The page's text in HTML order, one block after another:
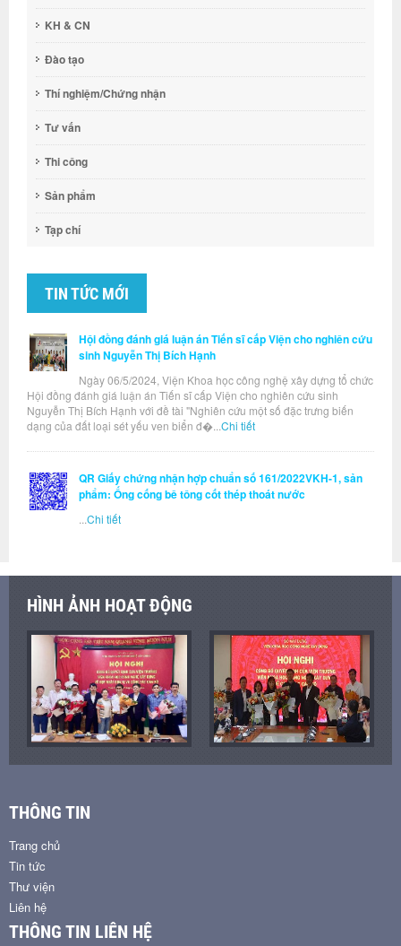
KH & CN
Đào tạo
Thí nghiệm/Chứng nhận
Tư vấn
Thi công
Sản phẩm
Tạp chí
TIN TỨC MỚI
Hội đồng đánh giá luận án Tiến sĩ cấp Viện cho nghiên cứu
sinh Nguyễn Thị Bích Hạnh
Ngày 06/5/2024, Viện Khoa học công nghệ xây dựng tổ chức
Hội đồng đánh giá luận án Tiến sĩ cấp Viện cho nghiên cứu sinh
Nguyễn Thị Bích Hạnh với đề tài "Nghiên cứu một số đặc trưng biến
dạng của đất loại sét yếu ven biển đ�... Chi tiết
QR Giấy chứng nhận hợp chuẩn số 161/2022VKH-1, sản
phẩm: Ống cống bê tông cốt thép thoát nước
Chi tiết
HÌNH ẢNH HOẠT ĐỘNG
THÔNG TIN
Trang chủ
Tin tức
Thư viện
Liên hệ
THÔNG TIN LIÊN HỆ